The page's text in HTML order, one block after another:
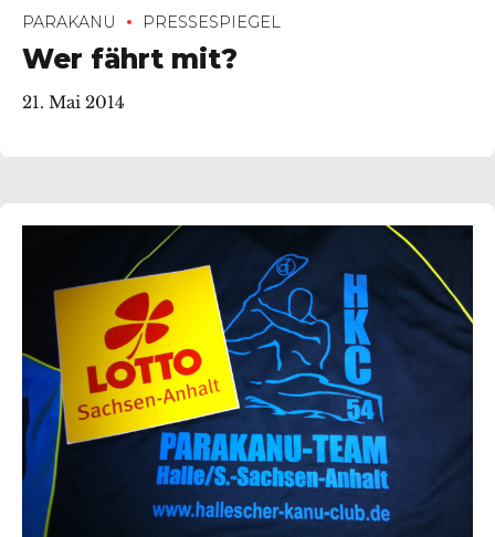
PARAKANU PRESSESPIEGEL
Wer fährt mit?
21. Mai 2014